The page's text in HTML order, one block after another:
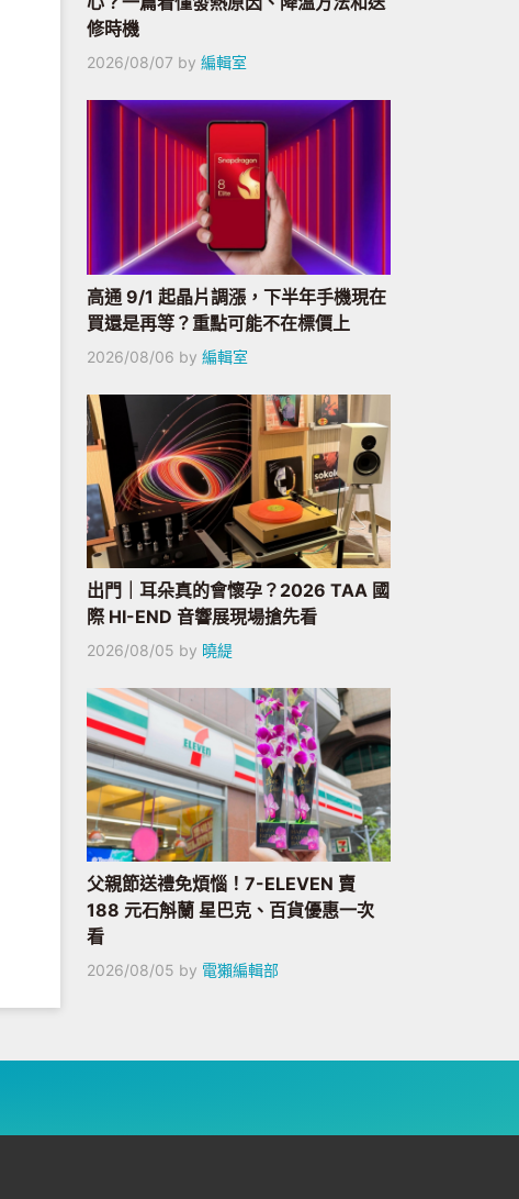
修時機
2026/08/07 by 編輯室
高通 9/1 起晶片調漲，下半年手機現在
買還是再等？重點可能不在標價上
2026/08/06 by 編輯室
出門｜耳朵真的會懷孕？2026 TAA 國
際 HI-END 音響展現場搶先看
2026/08/05 by 曉緹
父親節送禮免煩惱！7-ELEVEN 賣
188 元石斛蘭 星巴克、百貨優惠一次
看
2026/08/05 by 電獺編輯部